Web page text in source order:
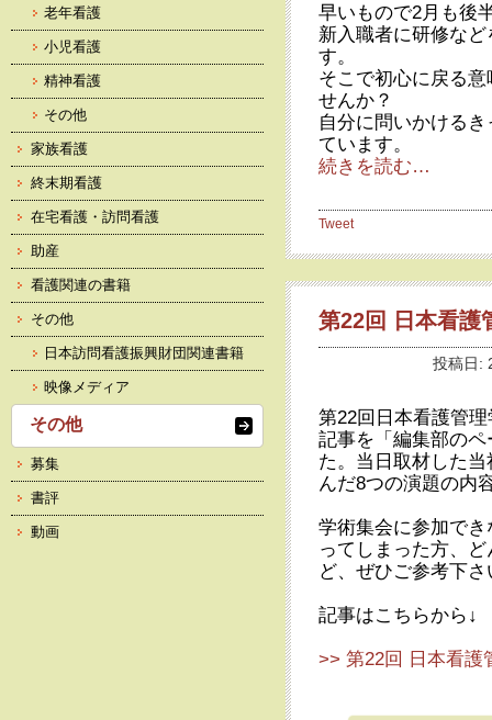
早いもので2月も後
新入職者に研修な
す。
そこで初心に戻る
せんか？
自分に問いかける
ています。
続きを読む…
Tweet
第22回 日本看護
投稿日:
第22回日本看護管
記事を「編集部の
た。当日取材した
んだ8つの演題の内
学術集会に参加で
ってしまった方、
ど、ぜひご参考下さ
記事はこちらから↓
>> 第22回 日本看護
老年看護
小児看護
精神看護
その他
家族看護
終末期看護
在宅看護・訪問看護
助産
看護関連の書籍
その他
日本訪問看護振興財団関連書籍
映像メディア
その他
募集
書評
動画